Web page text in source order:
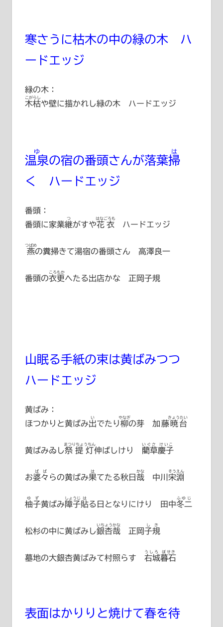
寒さうに枯木の中の緑の木 ハ
ードエッジ
緑の木：
木枯
こがらし
や壁に描かれし緑の木 ハードエッジ
温泉
ゆ
の宿の番頭さんが落葉掃
は
く ハードエッジ
番頭：
番頭に家業継
つ
がすや花衣
はなごろも
ハードエッジ
燕
つばめ
の糞掃きて湯宿の番頭さん 高澤良一
番頭の衣更
ころもか
へたる出店かな 正岡子規
山眠る手紙の束は黄ばみつつ
ハードエッジ
黄ばみ：
ほつかりと黄ばみ出
い
でたり柳
やなぎ
の芽 加藤暁台
きょうたい
黄ばみゐし祭提灯
まつりちょうちん
伸ばしけり 藺草慶子
いぐさ けいこ
お婆々
ばば
らの黄ばみ果
は
てたる秋日哉
かな
中川宋淵
そうえん
柚子
ゆず
黄ばみ障子
しょうじ
貼
は
る日となりにけり 田中冬二
ふゆじ
松杉の中に黄ばみし銀杏
いちょう
哉
かな
正岡子規
しき
墓地の大銀杏黄ばみて村照らす 右城暮石
うしろ ぼせき
表面はかりりと焼けて春を待